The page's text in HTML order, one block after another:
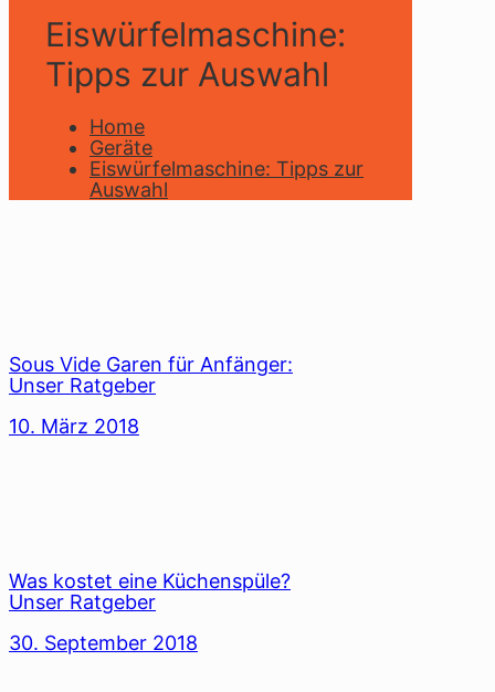
Eiswürfelmaschine:
Tipps zur Auswahl
Home
Geräte
Eiswürfelmaschine: Tipps zur
Auswahl
Sous Vide Garen für Anfänger:
Unser Ratgeber
10. März 2018
Was kostet eine Küchenspüle?
Unser Ratgeber
30. September 2018